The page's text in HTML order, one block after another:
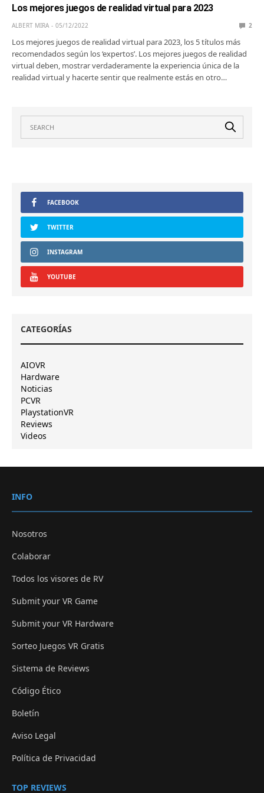
Los mejores juegos de realidad virtual para 2023
ALBERT MIRA 05/12/2022 2
Los mejores juegos de realidad virtual para 2023, los 5 títulos más
recomendados según los ‘expertos’. Los mejores juegos de realidad
virtual deben, mostrar verdaderamente la experiencia única de la
realidad virtual y hacerte sentir que realmente estás en otro…
FACEBOOK
TWITTER
INSTAGRAM
YOUTUBE
CATEGORÍAS
AIOVR
Hardware
Noticias
PCVR
PlaystationVR
Reviews
Videos
INFO
Nosotros
Colaborar
Todos los visores de RV
Submit your VR Game
Submit your VR Hardware
Sorteo Juegos VR Gratis
Sistema de Reviews
Código Ético
Boletín
Aviso Legal
Política de Privacidad
TOP REVIEWS